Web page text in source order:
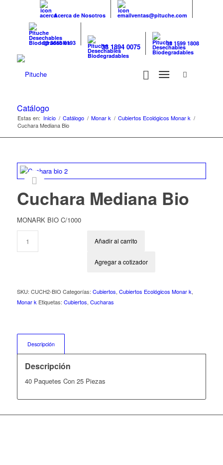
Acerca de Nosotros ventas@pituche.com
33 3666 0193 33 1894 0075 33 1599 1808
Catálogo
Estas en: Inicio / Catálogo / Monar k / Cubiertos Ecológicos Monar k /
Cuchara Mediana Bio
Cuchara Mediana Bio
MONARK BIO C/1000
Añadir al carrito
Agregar a cotizador
SKU: CUCH2-BIO Categorías: Cubiertos, Cubiertos Ecológicos Monar k,
Monar k Etiquetas: Cubiertos, Cucharas
Descripción
Descripción
40 Paquetes Con 25 Piezas